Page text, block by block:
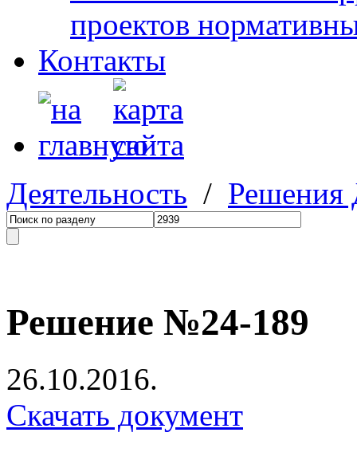
проектов
Контакты
Деятельность /
Решение №24-189
26.10.2016.
Скачать документ